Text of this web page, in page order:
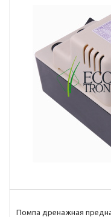
Помпа дренажная